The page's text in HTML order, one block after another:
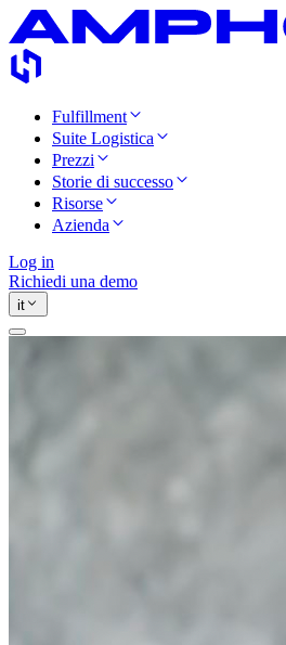
Fulfillment
Suite Logistica
Prezzi
Storie di successo
Risorse
Azienda
Log in
Richiedi una demo
it